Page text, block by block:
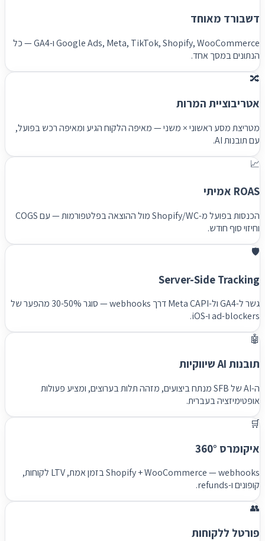
דשבורד מאוחד
Google Ads, Meta, TikTok, Shopify, WooCommerce ו-GA4 — כל
הנתונים במסך אחד.
🔀
אטריבוציית המרות
מטריצת מסע ראשוני × משני — מאיפה הלקוח הגיע ומאיפה רכש בפועל,
עם תובנות AI.
📈
ROAS אמיתי
הכנסות בפועל מ-Shopify/WC מול ההוצאה בפלטפורמות — עם COGS
וחיזוי סוף חודש.
🛡️
Server-Side Tracking
גשר ל-GA4 ול-Meta CAPI דרך webhooks — סוגר 30-50% מהפער של
ad-blockers ו-iOS.
🤖
תובנות AI שיווקיות
ה-AI של SFB מנתח ביצועים, מזהה תלות בערוצים, ומציע פעולות
אופטימיזציה בעברית.
🛒
איקומרס 360°
Shopify + WooCommerce — webhooks בזמן אמת, LTV לקוחות,
קופונים ו-refunds.
👥
פורטל ללקוחות